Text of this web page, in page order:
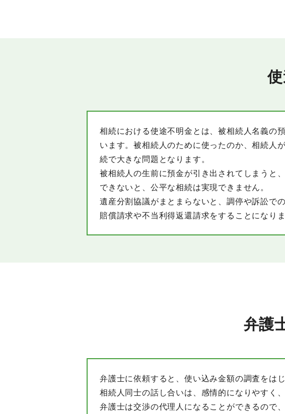
相続における使途不明金とは、被相続人名義の
います。被相続人のために使ったのか、相続人
続で大きな問題となります。
被相続人の生前に預金が引き出されてしまうと
できないと、公平な相続は実現できません。
遺産分割協議がまとまらないと、調停や訴訟で
賠償請求や不当利得返還請求をすることになりま
弁護
弁護士に依頼すると、使い込み金額の調査をは
相続人同士の話し合いは、感情的になりやすく
弁護士は交渉の代理人になることができるので